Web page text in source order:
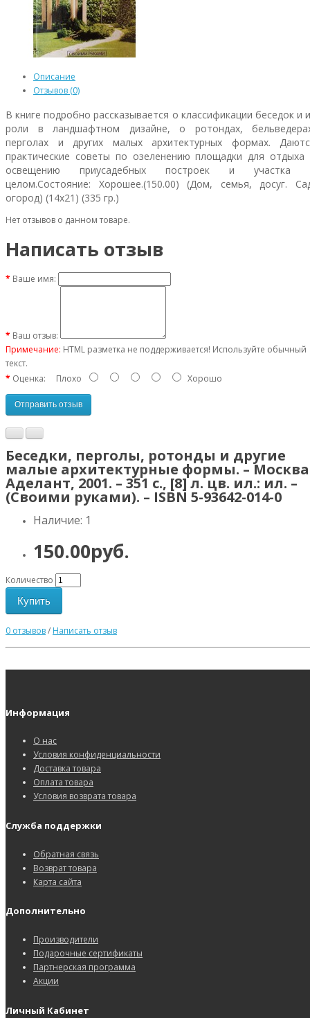
Описание
Отзывов (0)
В книге подробно рассказывается о классификации беседок и
роли в ландшафтном дизайне, о ротондах,
перголах и других малых архитектурных формах.
практические советы по озеленению площадки для отдыха
освещению приусадебных построек и участка
целом.Состояние: Хорошее.(150.00) (Дом, семья, досуг.
огород) (14х21) (335 гр.)
Нет отзывов о данном товаре.
Написать отзыв
Ваше имя:
Ваш отзыв:
Примечание: HTML разметка не поддерживается! Используйте обычный
текст.
Оценка: Плохо Хорошо
Отправить отзыв
Беседки, перголы, ротонды и другие
малые архитектурные формы. –
Аделант, 2001. – 351 с., [8] л. цв. ил.: ил. –
(Своими руками). – ISBN 5-93642-014-0
Наличие: 1
150.00руб.
Количество
Купить
0 отзывов/ Написать отзыв
Информация
О нас
Условия конфиденциальности
Доставка товара
Оплата товара
Условия возврата товара
Служба поддержки
Обратная связь
Возврат товара
Карта сайта
Дополнительно
Производители
Подарочные сертификаты
Партнерская программа
Акции
Личный Кабинет